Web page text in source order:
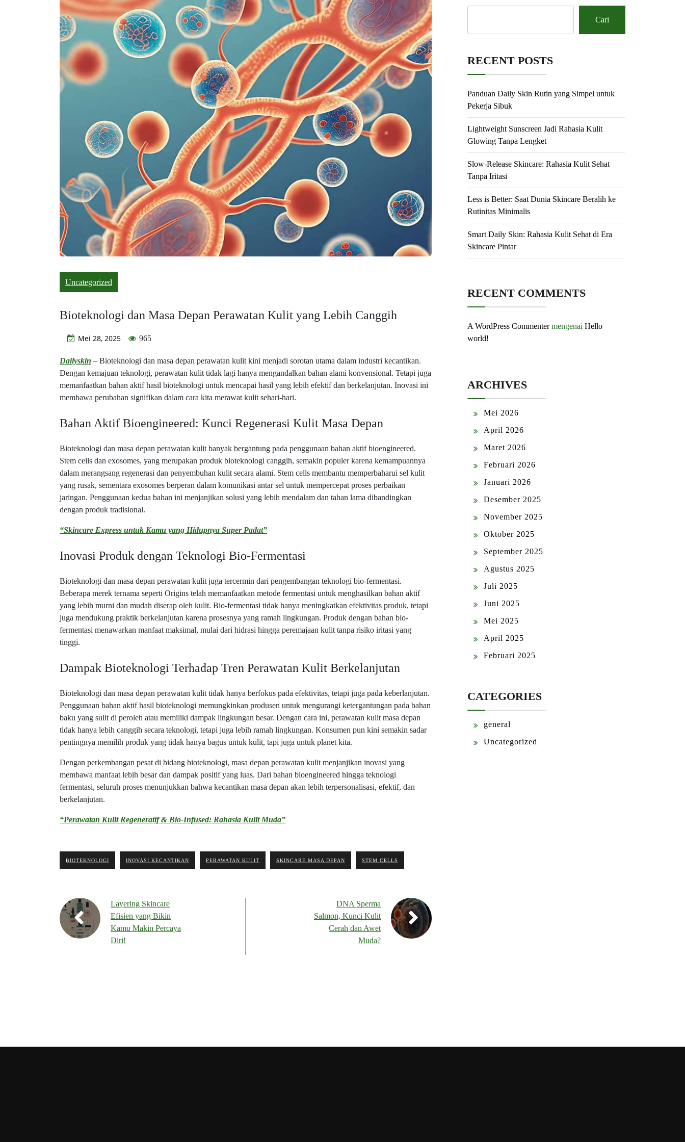
Uncategorized
Bioteknologi dan Masa Depan Perawatan Kulit yang Lebih Canggih
Mei 28, 2025 965
Dailyskin – Bioteknologi dan masa depan perawatan kulit kini menjadi sorotan utama dalam industri kecantikan.
Dengan kemajuan teknologi, perawatan kulit tidak lagi hanya mengandalkan bahan alami konvensional. Tetapi juga
memanfaatkan bahan aktif hasil bioteknologi untuk mencapai hasil yang lebih efektif dan berkelanjutan. Inovasi ini
membawa perubahan signifikan dalam cara kita merawat kulit sehari-hari.
Bahan Aktif Bioengineered: Kunci Regenerasi Kulit Masa Depan
Bioteknologi dan masa depan perawatan kulit banyak bergantung pada penggunaan bahan aktif bioengineered.
Stem cells dan exosomes, yang merupakan produk bioteknologi canggih, semakin populer karena kemampuannya
dalam merangsang regenerasi dan penyembuhan kulit secara alami. Stem cells membantu memperbaharui sel kulit
yang rusak, sementara exosomes berperan dalam komunikasi antar sel untuk mempercepat proses perbaikan
jaringan. Penggunaan kedua bahan ini menjanjikan solusi yang lebih mendalam dan tahan lama dibandingkan
dengan produk tradisional.
“Skincare Express untuk Kamu yang Hidupnya Super Padat”
Inovasi Produk dengan Teknologi Bio-Fermentasi
Bioteknologi dan masa depan perawatan kulit juga tercermin dari pengembangan teknologi bio-fermentasi.
Beberapa merek ternama seperti Origins telah memanfaatkan metode fermentasi untuk menghasilkan bahan aktif
yang lebih murni dan mudah diserap oleh kulit. Bio-fermentasi tidak hanya meningkatkan efektivitas produk, tetapi
juga mendukung praktik berkelanjutan karena prosesnya yang ramah lingkungan. Produk dengan bahan bio-
fermentasi menawarkan manfaat maksimal, mulai dari hidrasi hingga peremajaan kulit tanpa risiko iritasi yang
tinggi.
Dampak Bioteknologi Terhadap Tren Perawatan Kulit Berkelanjutan
Bioteknologi dan masa depan perawatan kulit tidak hanya berfokus pada efektivitas, tetapi juga pada keberlanjutan.
Penggunaan bahan aktif hasil bioteknologi memungkinkan produsen untuk mengurangi ketergantungan pada bahan
baku yang sulit di peroleh atau memiliki dampak lingkungan besar. Dengan cara ini, perawatan kulit masa depan
tidak hanya lebih canggih secara teknologi, tetapi juga lebih ramah lingkungan. Konsumen pun kini semakin sadar
pentingnya memilih produk yang tidak hanya bagus untuk kulit, tapi juga untuk planet kita.
Dengan perkembangan pesat di bidang bioteknologi, masa depan perawatan kulit menjanjikan inovasi yang
membawa manfaat lebih besar dan dampak positif yang luas. Dari bahan bioengineered hingga teknologi
fermentasi, seluruh proses menunjukkan bahwa kecantikan masa depan akan lebih terpersonalisasi, efektif, dan
berkelanjutan.
“Perawatan Kulit Regeneratif & Bio-Infused: Rahasia Kulit Muda”
BIOTEKNOLOGI INOVASI KECANTIKAN PERAWATAN KULIT SKINCARE MASA DEPAN STEM CELLS
Layering Skincare
Efisien yang Bikin
Kamu Makin Percaya
Diri!
DNA Sperma
Salmon, Kunci Kulit
Cerah dan Awet
Muda?
Cari
RECENT POSTS
Panduan Daily Skin Rutin yang Simpel untuk
Pekerja Sibuk
Lightweight Sunscreen Jadi Rahasia Kulit
Glowing Tanpa Lengket
Slow-Release Skincare: Rahasia Kulit Sehat
Tanpa Iritasi
Less is Better: Saat Dunia Skincare Beralih ke
Rutinitas Minimalis
Smart Daily Skin: Rahasia Kulit Sehat di Era
Skincare Pintar
RECENT COMMENTS
A WordPress Commentermengenai Hello
world!
ARCHIVES
Mei 2026
April 2026
Maret 2026
Februari 2026
Januari 2026
Desember 2025
November 2025
Oktober 2025
September 2025
Agustus 2025
Juli 2025
Juni 2025
Mei 2025
April 2025
Februari 2025
CATEGORIES
general
Uncategorized